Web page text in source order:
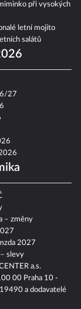
a.s.
00 Praha 10 -
a dodavatelé
při vysokých
letní mojito
salátů
27
– změny
2027
slevy